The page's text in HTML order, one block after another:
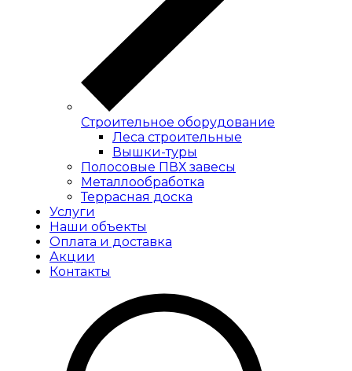
Строительное оборудование
Леса строительные
Вышки-туры
Полосовые ПВХ завесы
Металлообработка
Террасная доска
Услуги
Наши объекты
Оплата и доставка
Акции
Контакты